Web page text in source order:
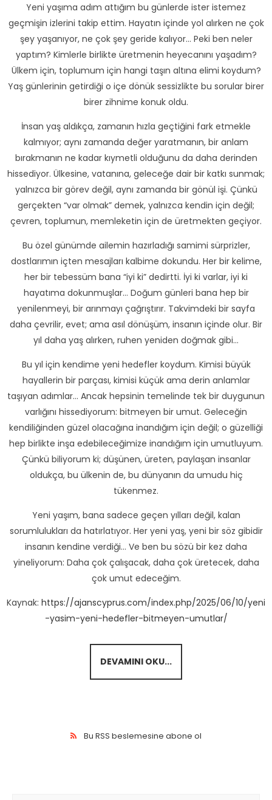
Yeni yaşıma adım attığım bu günlerde ister istemez
geçmişin izlerini takip ettim. Hayatın içinde yol alırken ne çok
şey yaşanıyor, ne çok şey geride kalıyor… Peki ben neler
yaptım? Kimlerle birlikte üretmenin heyecanını yaşadım?
Ülkem için, toplumum için hangi taşın altına elimi koydum?
Yaş günlerinin getirdiği o içe dönük sessizlikte bu sorular birer
birer zihnime konuk oldu.
İnsan yaş aldıkça, zamanın hızla geçtiğini fark etmekle
kalmıyor; aynı zamanda değer yaratmanın, bir anlam
bırakmanın ne kadar kıymetli olduğunu da daha derinden
hissediyor. Ülkesine, vatanına, geleceğe dair bir katkı sunmak;
yalnızca bir görev değil, aynı zamanda bir gönül işi. Çünkü
gerçekten “var olmak” demek, yalnızca kendin için değil;
çevren, toplumun, memleketin için de üretmekten geçiyor.
Bu özel günümde ailemin hazırladığı samimi sürprizler,
dostlarımın içten mesajları kalbime dokundu. Her bir kelime,
her bir tebessüm bana “iyi ki” dedirtti. İyi ki varlar, iyi ki
hayatıma dokunmuşlar… Doğum günleri bana hep bir
yenilenmeyi, bir arınmayı çağrıştırır. Takvimdeki bir sayfa
daha çevrilir, evet; ama asıl dönüşüm, insanın içinde olur. Bir
yıl daha yaş alırken, ruhen yeniden doğmak gibi…
Bu yıl için kendime yeni hedefler koydum. Kimisi büyük
hayallerin bir parçası, kimisi küçük ama derin anlamlar
taşıyan adımlar… Ancak hepsinin temelinde tek bir duygunun
varlığını hissediyorum: bitmeyen bir umut. Geleceğin
kendiliğinden güzel olacağına inandığım için değil; o güzelliği
hep birlikte inşa edebileceğimize inandığım için umutluyum.
Çünkü biliyorum ki; düşünen, üreten, paylaşan insanlar
oldukça, bu ülkenin de, bu dünyanın da umudu hiç
tükenmez.
Yeni yaşım, bana sadece geçen yılları değil, kalan
sorumlulukları da hatırlatıyor. Her yeni yaş, yeni bir söz gibidir
insanın kendine verdiği… Ve ben bu sözü bir kez daha
yineliyorum: Daha çok çalışacak, daha çok üretecek, daha
çok umut edeceğim.
Kaynak: https://ajanscyprus.com/index.php/2025/06/10/yeni
-yasim-yeni-hedefler-bitmeyen-umutlar/
DEVAMINI OKU...
Bu RSS beslemesine abone ol